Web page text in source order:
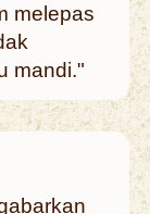
melepas
mandi."